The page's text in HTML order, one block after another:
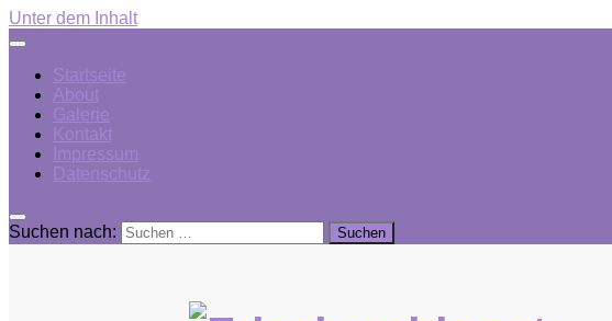
Unter dem Inhalt
Startseite
About
Galerie
Kontakt
Impressum
Datenschutz
Suchen nach: